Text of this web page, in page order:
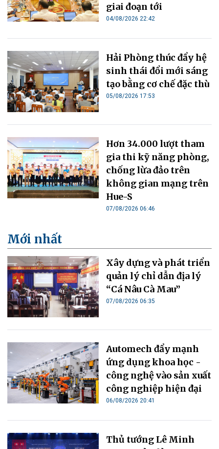
giai đoạn tới
04/08/2026 22:42
Hải Phòng thúc đẩy hệ
sinh thái đổi mới sáng
tạo bằng cơ chế đặc thù
05/08/2026 17:53
Hơn 34.000 lượt tham
gia thi kỹ năng phòng,
chống lừa đảo trên
không gian mạng trên
Hue-S
07/08/2026 06:46
Mới nhất
Xây dựng và phát triển
quản lý chỉ dẫn địa lý
“Cá Nâu Cà Mau”
07/08/2026 06:35
Automech đẩy mạnh
ứng dụng khoa học -
công nghệ vào sản xuất
công nghiệp hiện đại
06/08/2026 20:41
Thủ tướng Lê Minh